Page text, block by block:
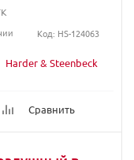
Harder & Steenbeck
Сравнить
Код: HS-124063